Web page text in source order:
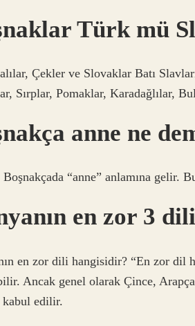
Türk mü
Çekler ve Slovaklar Batı
Sırplar, Pomaklar, Karadağlılar,
anne ne
“anne” anlamına gelir.
en zor 3
en zor dili hangisidir? “En zor dil
Ancak genel olarak Çince,
kabul edilir.